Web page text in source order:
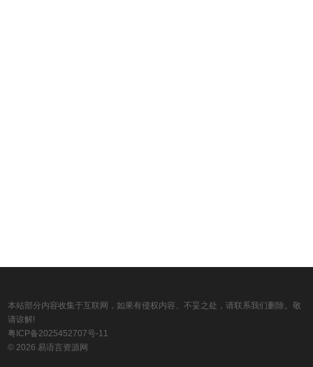
本站部分内容收集于互联网，如果有侵权内容、不妥之处，请联系我们删除。敬
请谅解!
粤ICP备2025452707号-11
© 2026 易语言资源网